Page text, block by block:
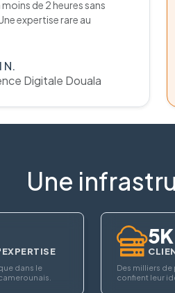
de 2 heures sans
expertise rare au
N.
Digitale Douala
Une
dans le
5K
Des milliers
confient leur